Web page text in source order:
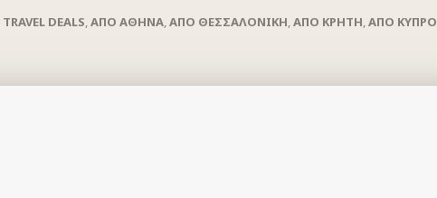
TRAVEL DEALS,ΑΠΟ ΑΘΗΝΑ,ΑΠΟ ΘΕΣΣΑΛΟΝΙΚΗ,ΑΠΟ ΚΡΗΤΗ,ΑΠΟ ΚΥΠΡΟ